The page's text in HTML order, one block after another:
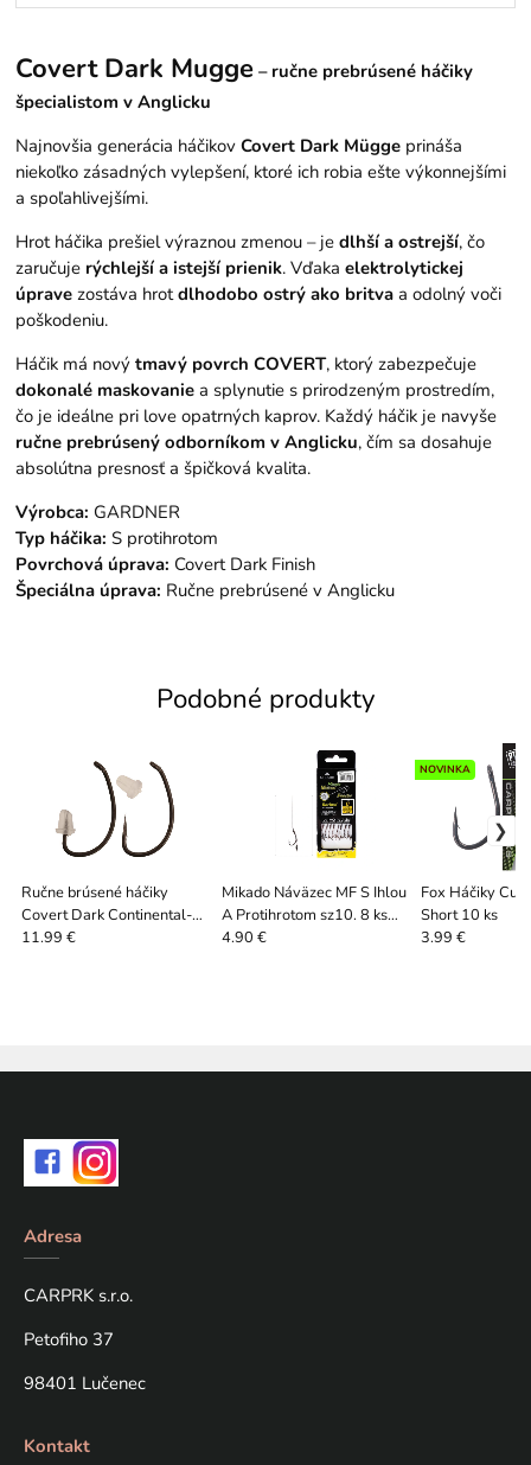
Covert Dark Mugge – ručne prebrúsené háčiky
špecialistom v Anglicku
Najnovšia generácia háčikovCovert Dark Mügge prináša
niekoľko zásadných vylepšení, ktoré ich robia ešte výkonnejšími
a spoľahlivejšími.
Hrot háčika prešiel výraznou zmenou – jedlhší a ostrejší, čo
zaručuje rýchlejší a istejší prienik. Vďakaelektrolytickej
úprave zostáva hrotdlhodobo ostrý ako britva a odolný voči
poškodeniu.
Háčik má novýtmavý povrch COVERT, ktorý zabezpečuje
dokonalé maskovanie a splynutie s prirodzeným prostredím,
čo je ideálne pri love opatrných kaprov. Každý háčik je navyše
ručne prebrúsený odborníkom v Anglicku, čím sa dosahuje
absolútna presnosť a špičková kvalita.
Výrobca: GARDNER
Typ háčika: S protihrotom
Povrchová úprava: Covert Dark Finish
Špeciálna úprava: Ručne prebrúsené v Anglicku
Podobné produkty
Ručne brúsené háčiky
Covert Dark Continental-
Mugga
11.99 €
Mikado Náväzec MF S Ihlou
A Protihrotom sz10. 8 ks
0,12mm 10cm braid
4.90 €
Fox Háčiky
Short 10 ks
NOVINKA
3.99 €
Adresa
CARPRK s.r.o.
Petofiho 37
98401 Lučenec
Kontakt